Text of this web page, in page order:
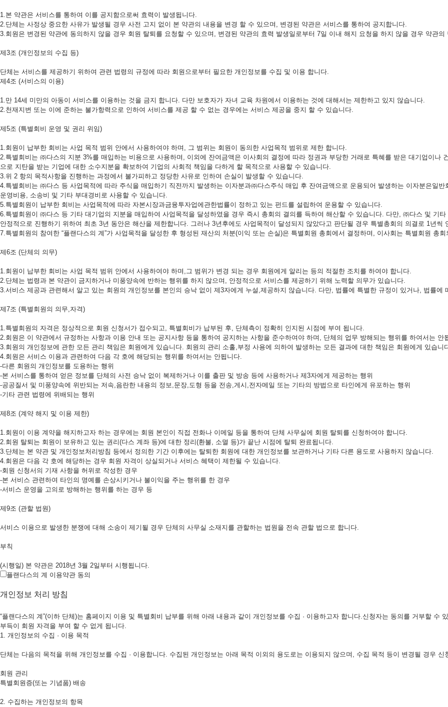
1.본 약관은 서비스를 통하여 이를 공지함으로써 효력이 발생됩니다.
2.단체는 사정상 중요한 사유가 발생될 경우 사전 고지 없이 본 약관의 내용을 변경 할 수 있으며, 변경된 약관은 서비스를 통하여 공지합니다.
3.회원은 변경된 약관에 동의하지 않을 경우 회원 탈퇴를 요청할 수 있으며, 변경된 약관의 효력 발생일로부터 7일 이내 해지 요청을 하지 않을 경우 약관
제3조 (개인정보의 수집 등)
단체는 서비스를 제공하기 위하여 관련 법령의 규정에 따라 회원으로부터 필요한 개인정보를 수집 및 이용 합니다.
제4조 (서비스의 이용)
1.만 14세 미만의 아동이 서비스를 이용하는 것을 금지 합니다. 다만 보호자가 자녀 교육 차원에서 이용하는 것에 대해서는 제한하고 있지 않습니다.
2.천재지변 또는 이에 준하는 불가항력으로 인하여 서비스를 제공 할 수 없는 경우에는 서비스 제공을 중지 할 수 있습니다.
제5조 (특별회비 운영 및 권리 위임)
1.회원이 납부한 회비는 사업 목적 범위 안에서 사용하여야 하며, 그 범위는 회원이 동의한 사업목적 범위로 제한 합니다.
2.특별회비는 ㈜다스의 지분 3%를 매입하는 비용으로 사용하며, 이외에 잔여금액은 이사회의 결정에 따라 정권과 부당한 거래로 특혜를 받은 대기업이나
으로 지탄을 받는 기업에 대한 소수지분을 확보하여 기업의 사회적 책임을 다하게 할 목적으로 사용할 수 있습니다.
3.위 2 항의 목적사항을 진행하는 과정에서 불가피하고 정당한 사유로 인하여 손실이 발생할 수 있습니다.
4.특별회비는 ㈜다스 등 사업목적에 따라 주식을 매입하기 직전까지 발생하는 이자분과㈜다스주식 매입 후 잔여금액으로 운용되어 발생하는 이자분은일
운영비용, 소송비 및 기타 부대경비로 사용할 수 있습니다.
5.특별회원이 납부한 회비는 사업목적에 따라 자본시장과금융투자업에관한법률이 정하고 있는 펀드를 설립하여 운용할 수 있습니다.
6.특별회원이 ㈜다스 등 기타 대기업의 지분을 매입하여 사업목적을 달성하였을 경우 즉시 총회의 결의를 득하여 해산할 수 있습니다. 다만, ㈜다스 및 기
안정적으로 진행하기 위하여 최초 3년 동안은 해산을 제한합니다. 그러나 3년후에도 사업목적이 달성되지 않았다고 판단될 경우 특별총회의 의결로 1년씩
7.특별회원의 참여한 “플랜다스의 계”가 사업목적을 달성한 후 형성된 재산의 처분(이익 또는 손실)은 특별회원 총회에서 결정하며, 이사회는 특별회원 총
제6조 (단체의 의무)
1.회원이 납부한 회비는 사업 목적 범위 안에서 사용하여야 하며,그 범위가 변경 되는 경우 회원에게 알리는 등의 적절한 조치를 하여야 합니다.
2.단체는 법령과 본 약관이 금지하거나 미풍양속에 반하는 행위를 하지 않으며, 안정적으로 서비스를 제공하기 위해 노력할 의무가 있습니다.
3.서비스 제공과 관련해서 알고 있는 회원의 개인정보를 본인의 승낙 없이 제3자에게 누설,제공하지 않습니다. 다만, 법률에 특별한 규정이 있거나, 법률에
제7조 (특별회원의 의무,자격)
1.특별회원의 자격은 정상적으로 회원 신청서가 접수되고, 특별회비가 납부된 후, 단체측이 정확히 인지된 시점에 부여 됩니다.
2.회원은 이 약관에서 규정하는 사항과 이용 안내 또는 공지사항 등을 통하여 공지하는 사항을 준수하여야 하며, 단체의 업무 방해되는 행위를 하여서는 안
3.회원의 개인정보에 관한 모든 관리 책임은 회원에게 있습니다. 회원의 관리 소홀,부정 사용에 의하여 발생하는 모든 결과에 대한 책임은 회원에게 있습니
4.회원은 서비스 이용과 관련하여 다음 각 호에 해당되는 행위를 하여서는 안됩니다.
-다른 회원의 개인정보를 도용하는 행위
-본 서비스를 통하여 얻은 정보를 단체의 사전 승낙 없이 복제하거나 이를 출판 및 방송 등에 사용하거나 제3자에게 제공하는 행위
-공공질서 및 미풍양속에 위반되는 저속,음란한 내용의 정보,문장,도형 등을 전송,게시,전자메일 또는 기타의 방법으로 타인에게 유포하는 행위
-기타 관련 법령에 위배되는 행위
제8조 (계약 해지 및 이용 제한)
1.회원이 이용 계약을 해지하고자 하는 경우에는 회원 본인이 직접 전화나 이메일 등을 통하여 단체 사무실에 회원 탈퇴를 신청하여야 합니다.
2.회원 탈퇴는 회원이 보유하고 있는 권리(다스 계좌 등)에 대한 정리(환불, 소멸 등)가 끝난 시점에 탈퇴 완료됩니다.
3.단체는 본 약관 및 개인정보처리방침 등에서 정의한 기간 이후에는 탈퇴한 회원에 대한 개인정보를 보관하거나 기타 다른 용도로 사용하지 않습니다.
4.회원은 다음 각 호에 해당하는 경우 회원 자격이 상실되거나 서비스 혜택이 제한될 수 있습니다.
-회원 신청서의 기재 사항을 허위로 작성한 경우
-본 서비스 관련하여 타인의 명예를 손상시키거나 불이익을 주는 행위를 한 경우
-서비스 운영을 고의로 방해하는 행위를 하는 경우 등
제9조 (관할 법원)
서비스 이용으로 발생한 분쟁에 대해 소송이 제기될 경우 단체의 사무실 소재지를 관할하는 법원을 전속 관할 법으로 합니다.
부칙
(시행일) 본 약관은 2018년 3월 2일부터 시행됩니다.
플랜다스의 계 이용약관 동의
개인정보 처리 방침
“플랜다스의 계”(이하 단체)는 홈페이지 이용 및 특별회비 납부를 위해 아래 내용과 같이 개인정보를 수집 · 이용하고자 합니다.신청자는 동의를 거부할
부득이 회원 자격을 부여 할 수 없게 됩니다.
1. 개인정보의 수집 · 이용 목적
단체는 다음의 목적을 위해 개인정보를 수집 · 이용합니다. 수집된 개인정보는 아래 목적 이외의 용도로는 이용되지 않으며, 수집 목적 등이 변경될 경우
회원 관리
특별회원증(또는 기념품) 배송
2. 수집하는 개인정보의 항목